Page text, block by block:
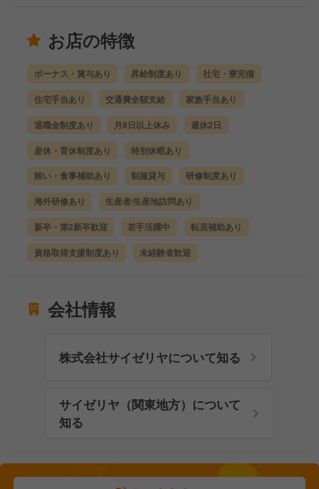
お店の特徴
ボーナス・賞与あり 昇給制度あり 社宅・寮完備
住宅手当あり 交通費全額支給 家族手当あり
退職金制度あり 月8日以上休み 週休2日
産休・育休制度あり 特別休暇あり
賄い・食事補助あり 制服貸与 研修制度あり
海外研修あり 生産者/生産地訪問あり
新卒・第2新卒歓迎 若手活躍中 転居補助あり
資格取得支援制度あり 未経験者歓迎
会社情報
株式会社サイゼリヤについて知る
サイゼリヤ（関東地方）について
知る